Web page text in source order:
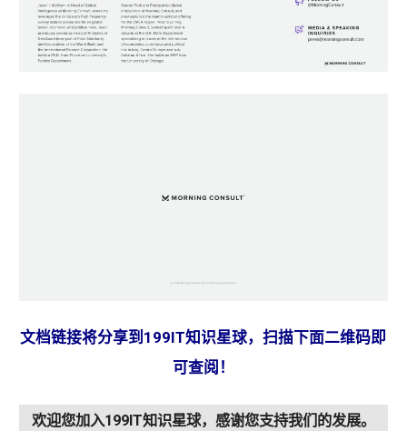
​文档链接将分享到199IT知识星球，扫描下面二维码即
可查阅！
欢迎您加入199IT知识星球，感谢您支持我们的发展。